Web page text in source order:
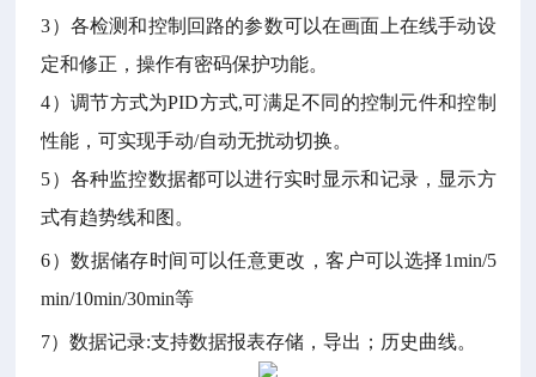
3）各检测和控制回路的参数可以在画面上在线手动设
定和修正，操作有密码保护功能。
4）调节方式为PID方式,可满足不同的控制元件和控制
性能，可实现手动/自动无扰动切换。
5）各种监控数据都可以进行实时显示和记录，显示方
式有趋势线和图。
6）数据储存时间可以任意更改，客户可以选择1min/5
min/10min/30min等
7）数据记录:支持数据报表存储，导出；历史曲线。